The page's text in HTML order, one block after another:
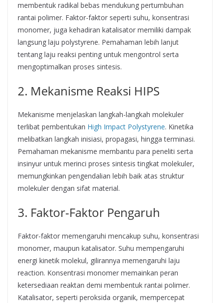
membentuk radikal bebas mendukung pertumbuhan
rantai polimer. Faktor-faktor seperti suhu, konsentrasi
monomer, juga kehadiran katalisator memiliki dampak
langsung laju polystyrene. Pemahaman lebih lanjut
tentang laju reaksi penting untuk mengontrol serta
mengoptimalkan proses sintesis.
2. Mekanisme Reaksi HIPS
Mekanisme menjelaskan langkah-langkah molekuler
terlibat pembentukan High Impact Polystyrene. Kinetika
melibatkan langkah inisiasi, propagasi, hingga terminasi.
Pemahaman mekanisme membantu para peneliti serta
insinyur untuk merinci proses sintesis tingkat molekuler,
memungkinkan pengendalian lebih baik atas struktur
molekuler dengan sifat material.
3. Faktor-Faktor Pengaruh
Faktor-faktor memengaruhi mencakup suhu, konsentrasi
monomer, maupun katalisator. Suhu mempengaruhi
energi kinetik molekul, gilirannya memengaruhi laju
reaction. Konsentrasi monomer memainkan peran
ketersediaan reaktan demi membentuk rantai polimer.
Katalisator, seperti peroksida organik, mempercepat